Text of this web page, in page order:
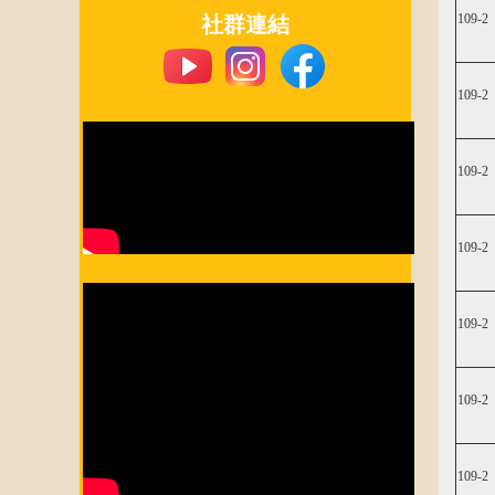
​社群連結 109-2
109-2
109-2
109-2
109-2
109-2
109-2